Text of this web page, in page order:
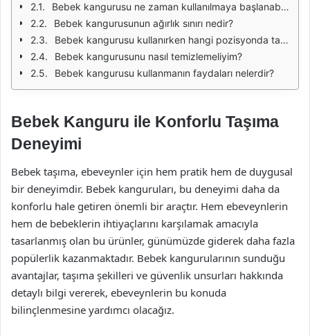
Bebek kangurusu ne zaman kullanılmaya başlanabilir?
Bebek kangurusunun ağırlık sınırı nedir?
Bebek kangurusu kullanırken hangi pozisyonda taşımalıyım?
Bebek kangurusunu nasıl temizlemeliyim?
Bebek kangurusu kullanmanın faydaları nelerdir?
Bebek Kanguru ile Konforlu Taşıma
Deneyimi
Bebek taşıma, ebeveynler için hem pratik hem de duygusal
bir deneyimdir. Bebek kanguruları, bu deneyimi daha da
konforlu hale getiren önemli bir araçtır. Hem ebeveynlerin
hem de bebeklerin ihtiyaçlarını karşılamak amacıyla
tasarlanmış olan bu ürünler, günümüzde giderek daha fazla
popülerlik kazanmaktadır. Bebek kangurularının sunduğu
avantajlar, taşıma şekilleri ve güvenlik unsurları hakkında
detaylı bilgi vererek, ebeveynlerin bu konuda
bilinçlenmesine yardımcı olacağız.